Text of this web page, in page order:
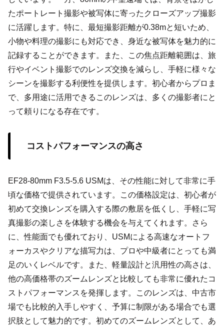
たポートレート撮影や被写体に寄ったクローズアップ撮影
に活躍します。特に、最短撮影距離が0.38mと短いため、
小物や料理の撮影にも対応でき、身近な被写体を魅力的に
記録することができます。また、この焦点距離範囲は、旅
行やイベント撮影でのレンズ交換を減らし、手軽に様々な
シーンを撮影する利便性を提供します。初心者からプロま
で、多用途に活用できるこのレンズは、多くの撮影者にと
って頼りになる存在です。
コストパフォーマンスの高さ
EF28-80mm F3.5-5.6 USMは、その性能に対して非常に手
頃な価格で提供されています。この価格設定は、初心者が
初めて交換レンズを購入する際の敷居を低くし、手軽に写
真撮影の楽しさを体験する機会を与えてくれます。さら
に、性能面でも優れており、USMによる高速なオートフ
ォーカスやクリアな描写力は、プロや中級者にとっても満
足のいくレベルです。また、軽量設計と汎用性の高さは、
他の高価格帯のズームレンズと比較しても非常に優れたコ
ストパフォーマンスを発揮します。このレンズは、中古市
場でも比較的入手しやすく、予算に制限がある場合でも選
択肢として魅力的です。初めてのズームレンズとして、あ